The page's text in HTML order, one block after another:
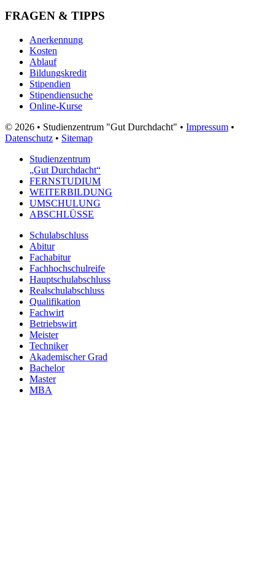
FRAGEN & TIPPS
Anerkennung
Kosten
Ablauf
Bildungskredit
Stipendien
Stipendiensuche
Online-Kurse
© 2026 • Studienzentrum "Gut Durchdacht" • Impressum •
Datenschutz • Sitemap
Studienzentrum
„Gut Durchdacht“
FERNSTUDIUM
WEITERBILDUNG
UMSCHULUNG
ABSCHLÜSSE
Schulabschluss
Abitur
Fachabitur
Fachhochschulreife
Hauptschulabschluss
Realschulabschluss
Qualifikation
Fachwirt
Betriebswirt
Meister
Techniker
Akademischer Grad
Bachelor
Master
MBA